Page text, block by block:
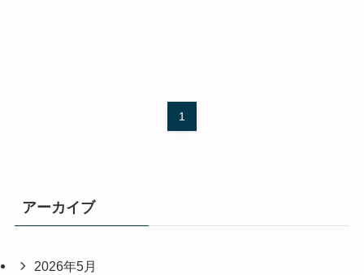
1
アーカイブ
2026年5月